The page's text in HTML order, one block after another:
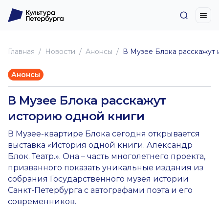
Главная Новоcти Анонсы В Музее Блока расскажут
Анонсы
В Музее Блока расскажут
историю одной книги
В Музее-квартире Блока сегодня открывается
выставка «История одной книги. Александр
Блок. Театр.». Она – часть многолетнего проекта,
призванного показать уникальные издания из
собрания Государственного музея истории
Санкт-Петербурга с автографами поэта и его
современников.